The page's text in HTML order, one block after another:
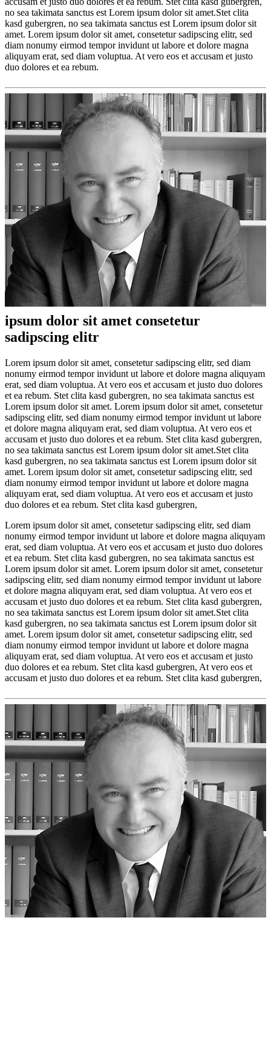
no sea takimata sanctus est Lorem ipsum dolor sit amet.Stet clita
kasd gubergren, no sea takimata sanctus est Lorem ipsum dolor sit
amet. Lorem ipsum dolor sit amet, consetetur sadipscing elitr, sed
diam nonumy eirmod tempor invidunt ut labore et dolore magna
aliquyam erat, sed diam voluptua. At vero eos et accusam et justo
duo dolores et ea rebum.
ipsum dolor sit amet consetetur
sadipscing elitr
Lorem ipsum dolor sit amet, consetetur sadipscing elitr, sed diam
nonumy eirmod tempor invidunt ut labore et dolore magna aliquyam
erat, sed diam voluptua. At vero eos et accusam et justo duo dolores
et ea rebum. Stet clita kasd gubergren, no sea takimata sanctus est
Lorem ipsum dolor sit amet. Lorem ipsum dolor sit amet, consetetur
sadipscing elitr, sed diam nonumy eirmod tempor invidunt ut labore
et dolore magna aliquyam erat, sed diam voluptua. At vero eos et
accusam et justo duo dolores et ea rebum. Stet clita kasd gubergren,
no sea takimata sanctus est Lorem ipsum dolor sit amet.Stet clita
kasd gubergren, no sea takimata sanctus est Lorem ipsum dolor sit
amet. Lorem ipsum dolor sit amet, consetetur sadipscing elitr, sed
diam nonumy eirmod tempor invidunt ut labore et dolore magna
aliquyam erat, sed diam voluptua. At vero eos et accusam et justo
duo dolores et ea rebum. Stet clita kasd gubergren,
Lorem ipsum dolor sit amet, consetetur sadipscing elitr, sed diam
nonumy eirmod tempor invidunt ut labore et dolore magna aliquyam
erat, sed diam voluptua. At vero eos et accusam et justo duo dolores
et ea rebum. Stet clita kasd gubergren, no sea takimata sanctus est
Lorem ipsum dolor sit amet. Lorem ipsum dolor sit amet, consetetur
sadipscing elitr, sed diam nonumy eirmod tempor invidunt ut labore
et dolore magna aliquyam erat, sed diam voluptua. At vero eos et
accusam et justo duo dolores et ea rebum. Stet clita kasd gubergren,
no sea takimata sanctus est Lorem ipsum dolor sit amet.Stet clita
kasd gubergren, no sea takimata sanctus est Lorem ipsum dolor sit
amet. Lorem ipsum dolor sit amet, consetetur sadipscing elitr, sed
diam nonumy eirmod tempor invidunt ut labore et dolore magna
aliquyam erat, sed diam voluptua. At vero eos et accusam et justo
duo dolores et ea rebum. Stet clita kasd gubergren, At vero eos et
accusam et justo duo dolores et ea rebum. Stet clita kasd gubergren,